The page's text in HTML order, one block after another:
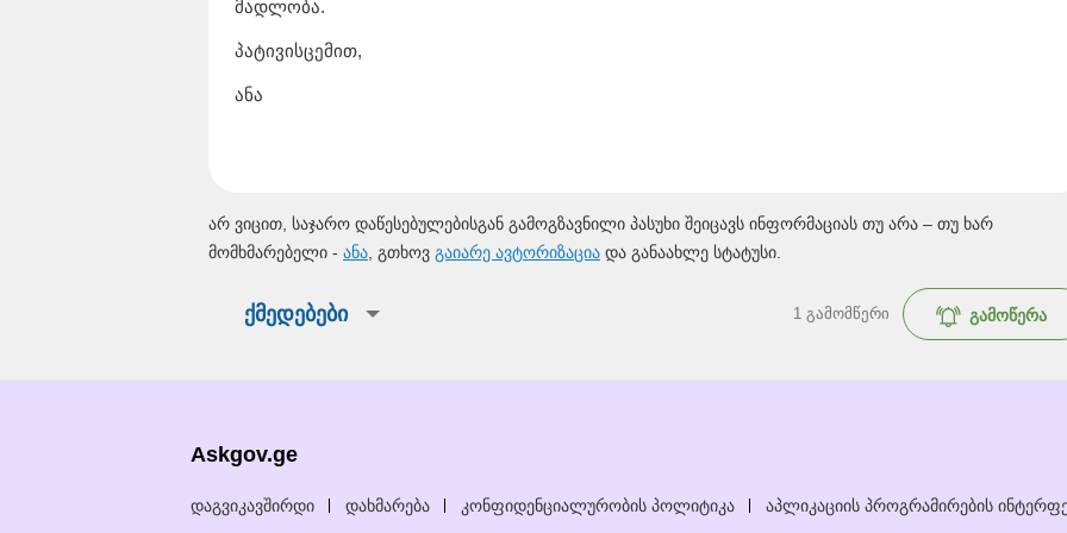
მადლობა.
პატივისცემით,
ანა
არ ვიცით, საჯარო დაწესებულებისგან გამოგზავნილი პასუხი შეიცავს ინფორმაციას თუ არა – თუ ხარ
მომხმარებელი - ანა , გთხოვ გაიარე ავტორიზაცია და განაახლე სტატუსი.
ქმედებები გამოწერა
1 გამომწერი
Askgov.ge
დაგვიკავშირდი დახმარება კონფიდენციალურობის პოლიტიკა აპლიკაციის პროგრამირების